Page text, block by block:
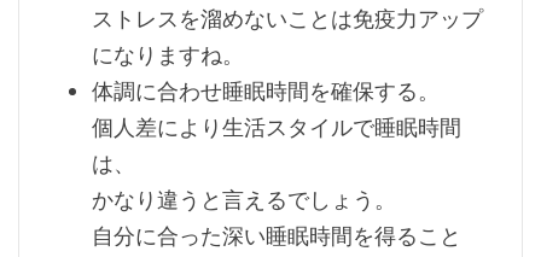
ストレスを溜めないことは免疫力アップ
になりますね。
体調に合わせ睡眠時間を確保する。
個人差により生活スタイルで睡眠時間
は、
かなり違うと言えるでしょう。
自分に合った深い睡眠時間を得ること